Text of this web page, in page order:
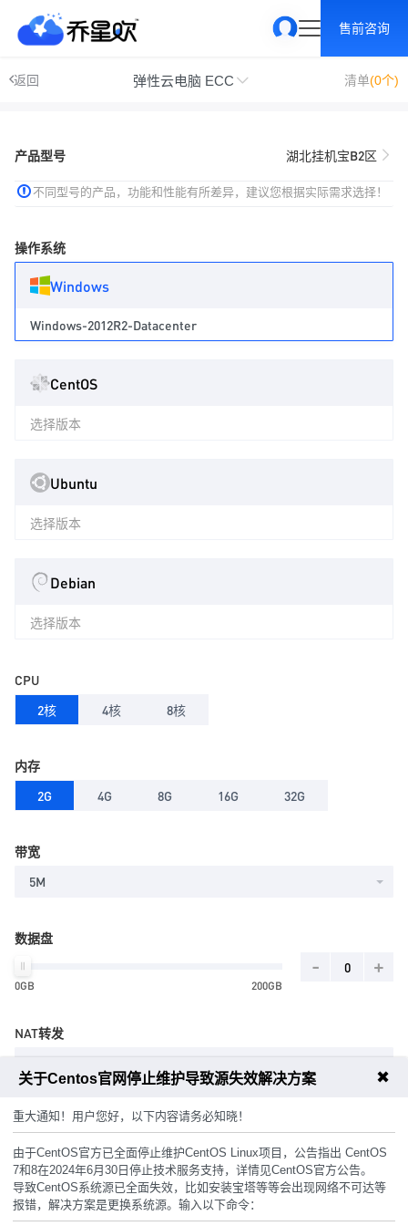
售前咨询
返回 弹性云电脑 ECC 清单(0个)
产品型号 湖北挂机宝B2区
不同型号的产品，功能和性能有所差异，建议您根据实际需求选择！
操作系统
Windows
Windows-2012R2-Datacenter
CentOS
选择版本
Ubuntu
选择版本
Debian
选择版本
CPU
2核
4核 8核
内存
2G
4G 8G 16G 32G
带宽
5M
数据盘
0GB 200GB
- +
NAT转发
主机密码
随机生成
关于Centos官网停止维护导致源失效解决方案 ✖
重大通知！用户您好，以下内容请务必知晓！
由于CentOS官方已全面停止维护CentOS Linux项目，公告指出 CentOS
7和8在2024年6月30日停止技术服务支持，详情见CentOS官方公告。
导致CentOS系统源已全面失效，比如安装宝塔等等会出现网络不可达等
报错，解决方案是更换系统源。输入以下命令：